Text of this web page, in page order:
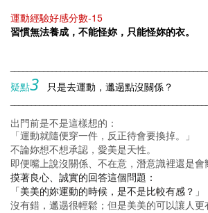
運動經驗好感分數-15
習慣無法養成，不能怪妳，只能怪妳的衣。
疑點3 只是去運動，邋遢點沒關係？
出門前是不是這樣想的：
「運動就隨便穿一件，反正待會要換掉。」
不論妳想不想承認，愛美是天性。
即便嘴上說沒關係、不在意，潛意識裡還是會
摸著良心、誠實的回答這個問題：
「美美的妳運動的時候，是不是比較有感？」
沒有錯，邋遢很輕鬆；但是美美的可以讓人更